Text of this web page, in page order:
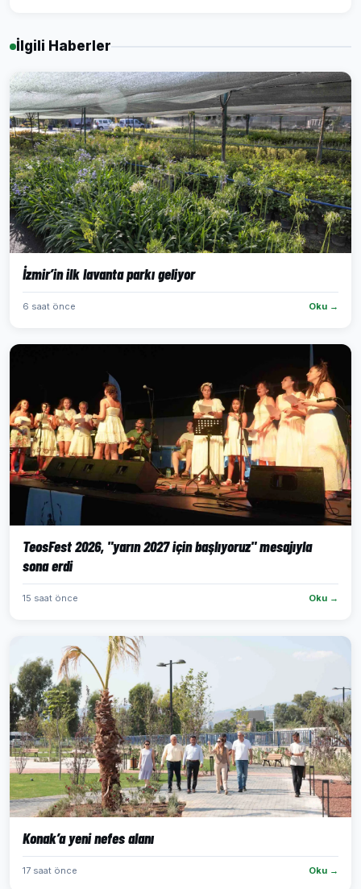
İlgili Haberler
İzmir’in ilk lavanta parkı geliyor
6 saat önce Oku →
TeosFest 2026, "yarın 2027 için başlıyoruz" mesajıyla
sona erdi
15 saat önce Oku →
Konak’a yeni nefes alanı
17 saat önce Oku →